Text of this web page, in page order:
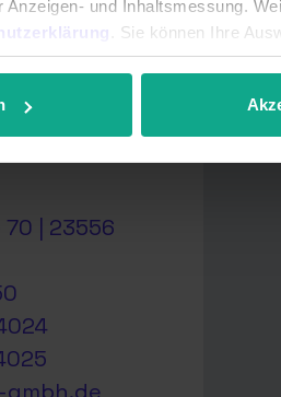
und Inhaltsmessung.
. Sie können Ihre
| 23556